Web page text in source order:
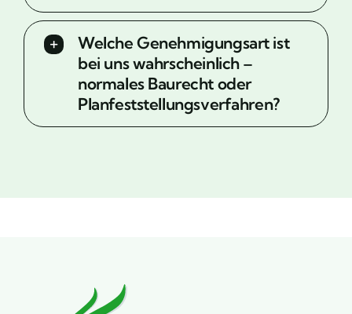
Welche Genehmigungsart ist
bei uns wahrscheinlich –
normales Baurecht oder
Planfeststellungsverfahren?